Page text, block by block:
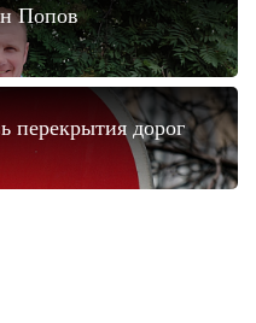
Попов
перекрытия дорог